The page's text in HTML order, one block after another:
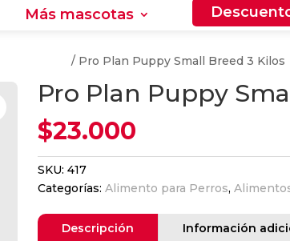
Más mascotas
/ Pro Plan Puppy Small Breed 3 Kilos
Pro Plan Puppy
$23.000
SKU: 417
Categorías: Alimento para Perros,
Descripción Información